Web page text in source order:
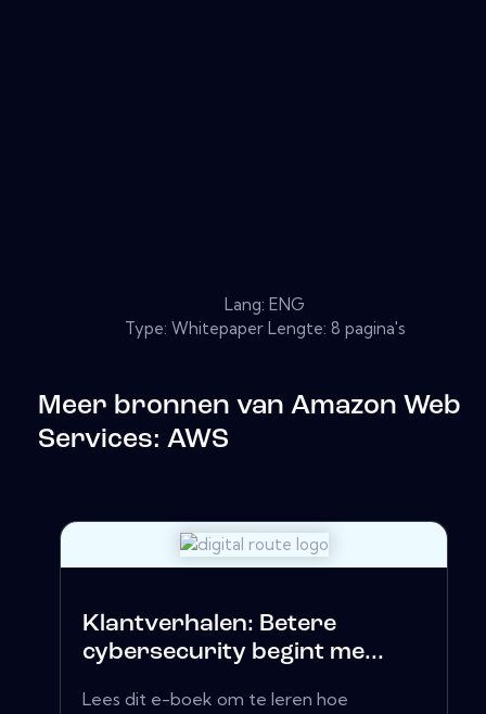
Lang: ENG
Type: Whitepaper Lengte: 8 pagina's
Meer bronnen van Amazon Web
Services: AWS
Klantverhalen: Betere
cybersecurity begint me...
Lees dit e-boek om te leren hoe